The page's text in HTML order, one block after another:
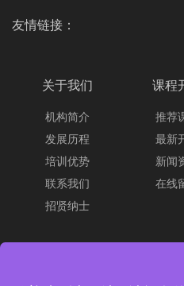
友情链接：
关于我们
机构简介
发展历程
培训优势
联系我们
招贤纳士
课程
推荐
最新
新闻
在线